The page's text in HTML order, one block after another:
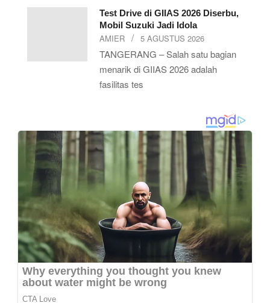
Test Drive di GIIAS 2026 Diserbu,
Mobil Suzuki Jadi Idola
AMIER 5 AGUSTUS 2026
TANGERANG – Salah satu bagian
menarik di GIIAS 2026 adalah
fasilitas tes